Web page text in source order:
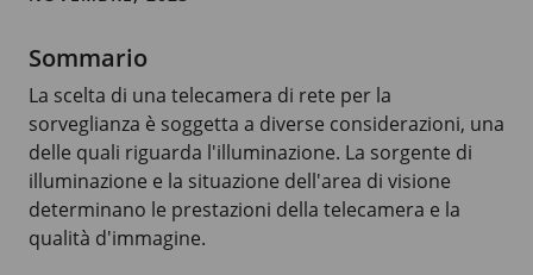
Sommario
La scelta di una telecamera di rete per la
sorveglianza è soggetta a diverse considerazioni, una
delle quali riguarda l'illuminazione. La sorgente di
illuminazione e la situazione dell'area di visione
determinano le prestazioni della telecamera e la
qualità d'immagine.